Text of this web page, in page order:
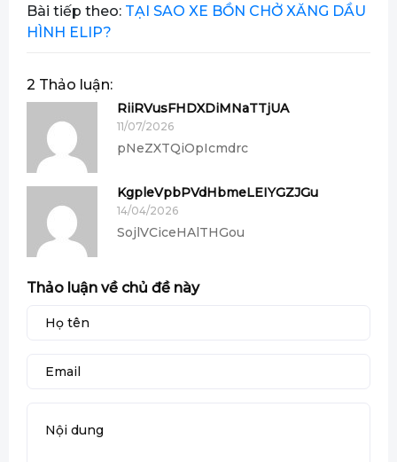
Bài tiếp theo: TẠI SAO XE BỒN CHỞ XĂNG DẦU
HÌNH ELIP?
2 Thảo luận:
RiiRVusFHDXDiMNaTTjUA
11/07/2026
pNeZXTQiOpIcmdrc
KgpleVpbPVdHbmeLEIYGZJGu
14/04/2026
SojlVCiceHAlTHGou
Thảo luận về chủ đề này